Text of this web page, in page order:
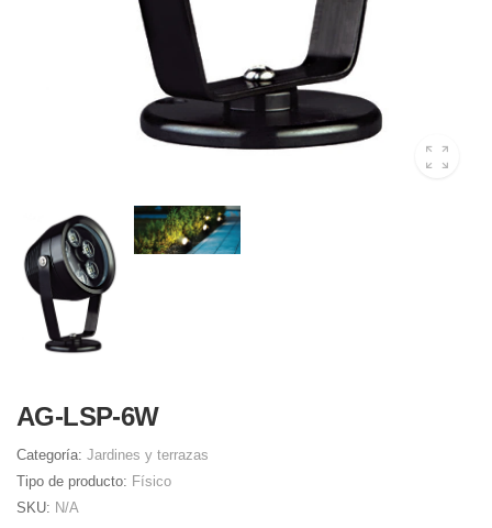
AG-LSP-6W
Categoría: Jardines y terrazas
Tipo de producto: Físico
SKU: N/A